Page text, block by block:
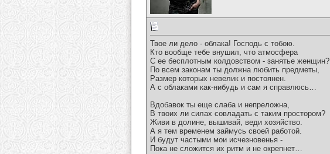
Твое ли дело - облака! Господь с тобою.
Кто вообще тебе внушил, что атмосфера
С ее бесплотным колдовством - занятье женщин?
По всем законам ты должна любить предметы,
Размер которых невелик и постоянен.
А с облаками как-нибудь и сам я справлюсь…
Вдобавок ты еще слаба и непреложна,
В твоих ли силах совладать с таким простором?
Живи в долине, вышивай, веди хозяйство.
А я тем временем займусь своей работой.
И будут частыми мои исчезновенья -
Пока не сложится их ритм и не окрепнет…